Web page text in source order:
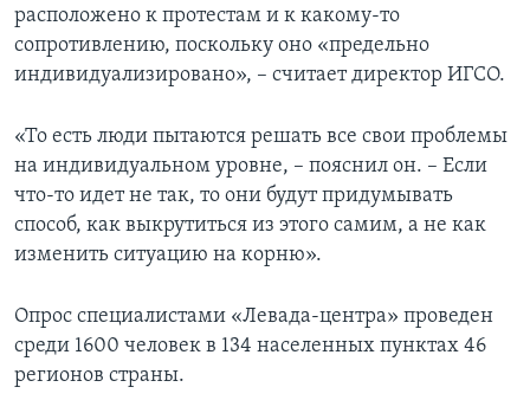
расположено к протестам и к какому-то
сопротивлению, поскольку оно «предельно
индивидуализировано», – считает директор ИГСО.
«То есть люди пытаются решать все свои проблемы
на индивидуальном уровне, – пояснил он. – Если
что-то идет не так, то они будут придумывать
способ, как выкрутиться из этого самим, а не как
изменить ситуацию на корню».
Опрос специалистами «Левада-центра» проведен
среди 1600 человек в 134 населенных пунктах 46
регионов страны.